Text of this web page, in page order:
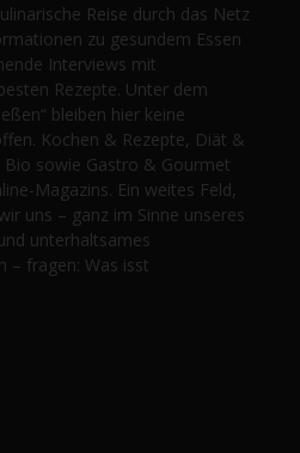
Reise durch das Netz
zu gesundem Essen
Interviews mit
Rezepte. Unter dem
bleiben hier keine
Kochen & Rezepte, Diät &
sowie Gastro & Gourmet
Magazins. Ein weites Feld,
uns – ganz im Sinne unseres
unterhaltsames
– fragen: Was isst